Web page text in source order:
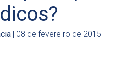
| 08 de fevereiro de 2015